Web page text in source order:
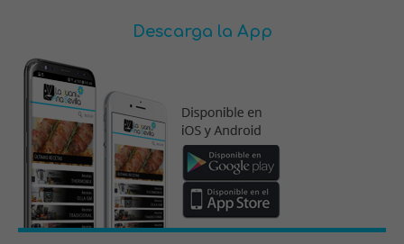
Descarga la App